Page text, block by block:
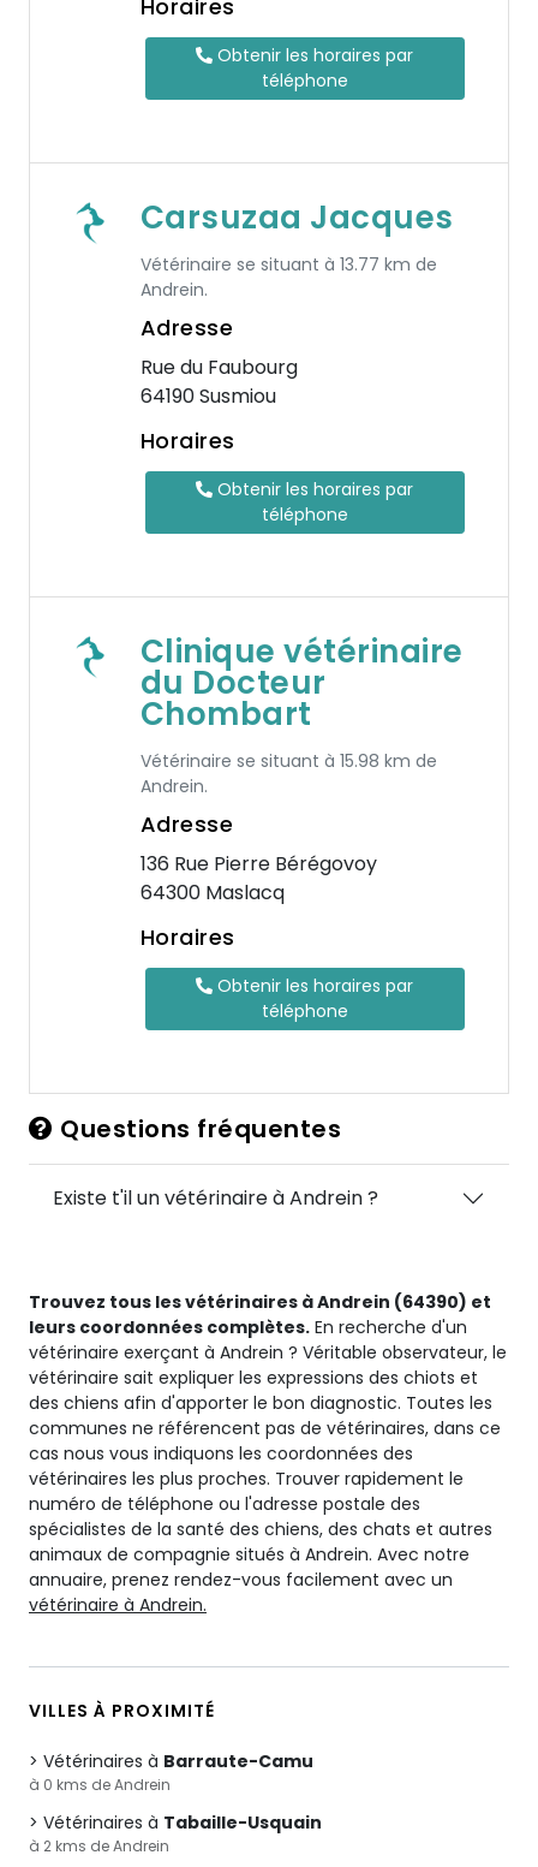
Horaires
Obtenir les horaires par
téléphone
Carsuzaa Jacques
Vétérinaire se situant à 13.77 km de
Andrein.
Adresse
Rue du Faubourg
64190 Susmiou
Horaires
Obtenir les horaires par
téléphone
Clinique vétérinaire
du Docteur
Chombart
Vétérinaire se situant à 15.98 km de
Andrein.
Adresse
136 Rue Pierre Bérégovoy
64300 Maslacq
Horaires
Obtenir les horaires par
téléphone
Questions fréquentes
Existe t'il un vétérinaire à Andrein ?
Trouvez tous les vétérinaires à Andrein (64390) et
leurs coordonnées complètes. En recherche d'un
vétérinaire exerçant à Andrein ? Véritable observateur, le
vétérinaire sait expliquer les expressions des chiots et
des chiens afin d'apporter le bon diagnostic. Toutes les
communes ne référencent pas de vétérinaires, dans ce
cas nous vous indiquons les coordonnées des
vétérinaires les plus proches. Trouver rapidement le
numéro de téléphone ou l'adresse postale des
spécialistes de la santé des chiens, des chats et autres
animaux de compagnie situés à Andrein. Avec notre
annuaire, prenez rendez-vous facilement avec un
vétérinaire à Andrein.
VILLES À PROXIMITÉ
Vétérinaires à Barraute-Camu
à 0 kms de Andrein
Vétérinaires à Tabaille-Usquain
à 2 kms de Andrein